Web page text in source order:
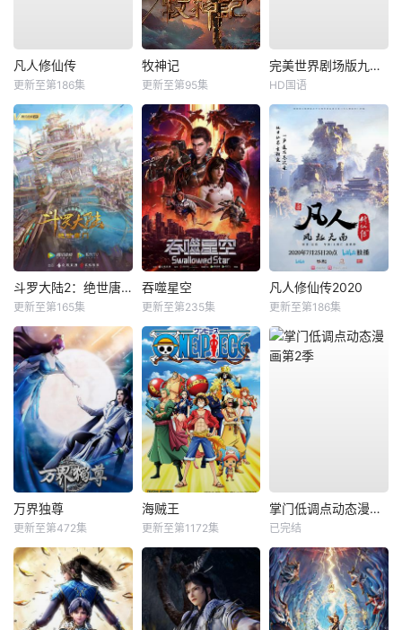
凡人修仙传
更新至第186集
牧神记
更新至第95集
完美世界剧场版九劫焚天
HD国语
斗罗大陆2：绝世唐门
更新至第165集
吞噬星空
更新至第235集
凡人修仙传2020
更新至第186集
万界独尊
更新至第472集
海贼王
更新至第1172集
掌门低调点动态漫画第2季
已完结